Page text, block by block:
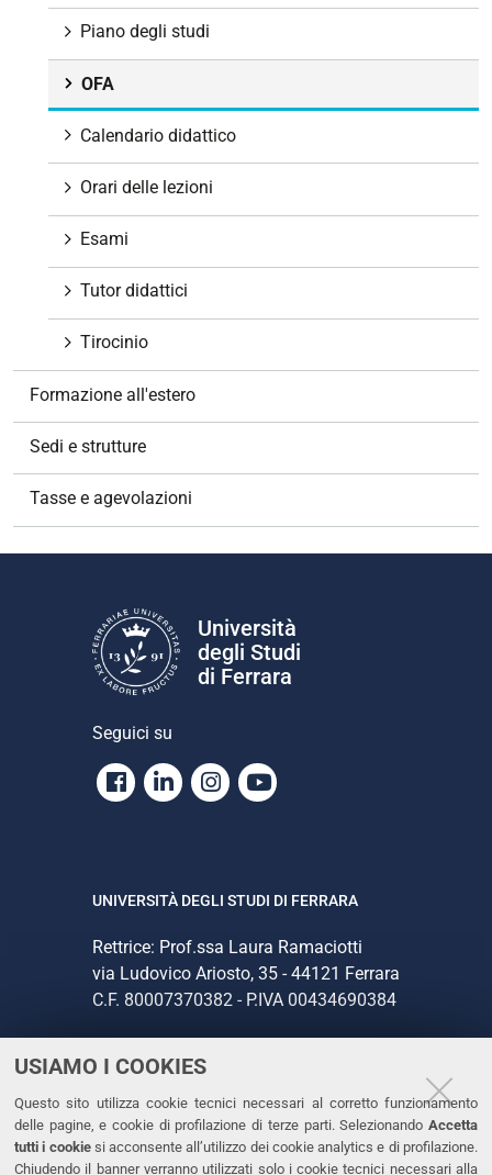
USIAMO I COOKIES
Questo sito utilizza cookie tecnici necessari al corretto funzionamento
delle pagine, e cookie di profilazione di terze parti. Selezionando Accetta
tutti i cookiesi acconsente all’utilizzo dei cookie analytics e di profilazione.
Chiudendo il banner verranno utilizzati solo i cookie tecnici necessari alla
Piano degli studi
OFA
Calendario didattico
Orari delle lezioni
Esami
Tutor didattici
Tirocinio
Formazione all'estero
Sedi e strutture
Tasse e agevolazioni
Università
degli Studi
di Ferrara
Seguici su
Facebook
LinkedinInstagram
Youtube
UNIVERSITÀ DEGLI STUDI DI FERRARA
Rettrice: Prof.ssa Laura Ramaciotti
via Ludovico Ariosto, 35 - 44121 Ferrara
C.F. 80007370382 - P.IVA 00434690384
CONTATTI
Tel. +39 0532 293111
Fax. +39 0532 293031
PEC